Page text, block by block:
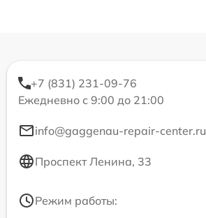
+7 (831) 231-09-76
Ежедневно с 9:00 до 21:00
info@gaggenau-repair-center.ru
Проспект Ленина, 33
Режим работы: